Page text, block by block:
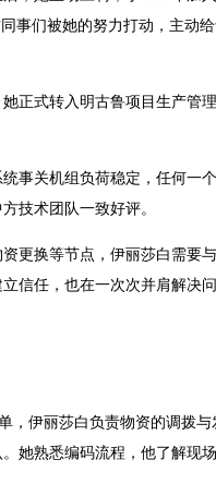
事们被她的努力打动，主动
正式转入明古鲁项目生产管
事关机组负荷稳定，任何一
技术团队一致好评。
更换等节点，伊丽莎白需要
信任，也在一次次并肩解决
，伊丽莎白负责物资的调拨
她熟悉编码流程，他了解现